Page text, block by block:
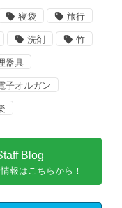
寝袋 旅行
洗剤 竹
器具
子オルガン
Blog
報はこちらから！